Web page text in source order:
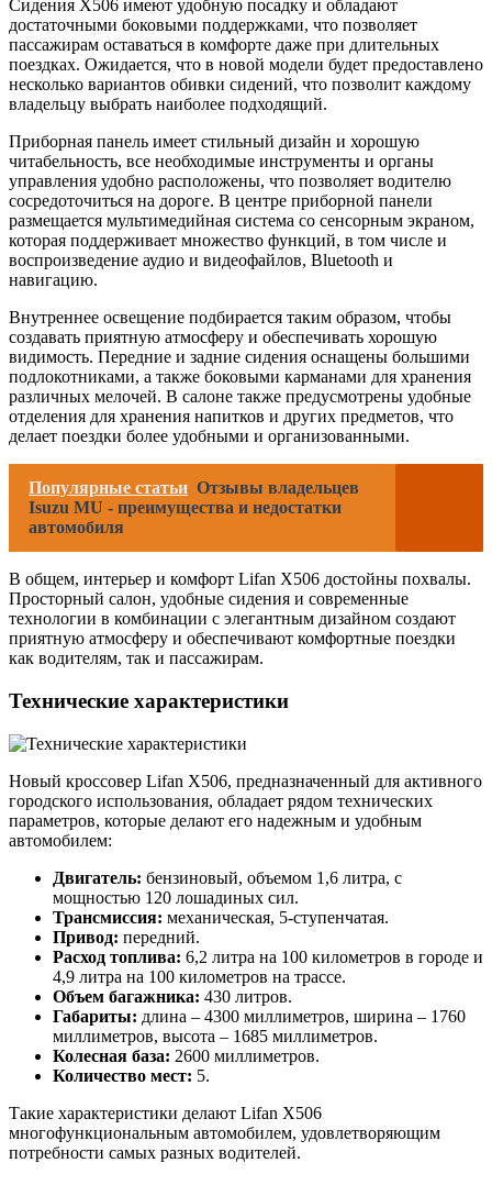
Сидения X506 имеют удобную посадку и обладают
достаточными боковыми поддержками, что позволяет
пассажирам оставаться в комфорте даже при длительных
поездках. Ожидается, что в новой модели будет предоставлено
несколько вариантов обивки сидений, что позволит каждому
владельцу выбрать наиболее подходящий.
Приборная панель имеет стильный дизайн и хорошую
читабельность, все необходимые инструменты и органы
управления удобно расположены, что позволяет водителю
сосредоточиться на дороге. В центре приборной панели
размещается мультимедийная система со сенсорным экраном,
которая поддерживает множество функций, в том числе и
воспроизведение аудио и видеофайлов, Bluetooth и
навигацию.
Внутреннее освещение подбирается таким образом, чтобы
создавать приятную атмосферу и обеспечивать хорошую
видимость. Передние и задние сидения оснащены большими
подлокотниками, а также боковыми карманами для хранения
различных мелочей. В салоне также предусмотрены удобные
отделения для хранения напитков и других предметов, что
делает поездки более удобными и организованными.
Популярные статьи Отзывы владельцев
Isuzu MU - преимущества и недостатки
автомобиля
В общем, интерьер и комфорт Lifan X506 достойны похвалы.
Просторный салон, удобные сидения и современные
технологии в комбинации с элегантным дизайном создают
приятную атмосферу и обеспечивают комфортные поездки
как водителям, так и пассажирам.
Технические характеристики
Новый кроссовер Lifan X506, предназначенный для активного
городского использования, обладает рядом технических
параметров, которые делают его надежным и удобным
автомобилем:
Двигатель: бензиновый, объемом 1,6 литра, с
мощностью 120 лошадиных сил.
Трансмиссия: механическая, 5-ступенчатая.
Привод: передний.
Расход топлива: 6,2 литра на 100 километров в городе и
4,9 литра на 100 километров на трассе.
Объем багажника: 430 литров.
Габариты: длина – 4300 миллиметров, ширина – 1760
миллиметров, высота – 1685 миллиметров.
Колесная база: 2600 миллиметров.
Количество мест: 5.
Такие характеристики делают Lifan X506
многофункциональным автомобилем, удовлетворяющим
потребности самых разных водителей.